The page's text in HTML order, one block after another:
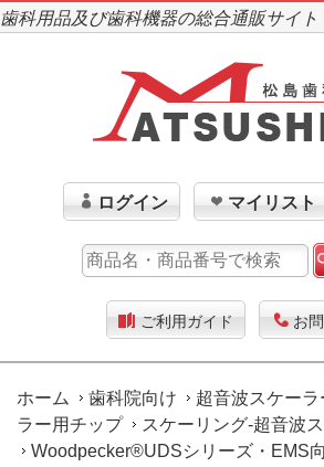
歯科用品及び歯科機器の総合通販サイト
ログイン マイリスト
ご利用ガイド お
ホーム 歯科院向け 超音波スケーラ
ラー用チップ
スケーリング-超音波
Woodpecker®UDSシリーズ・EMS